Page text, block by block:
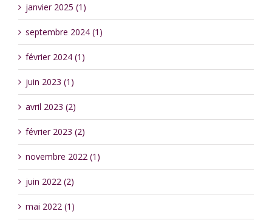
janvier 2025 (1)
septembre 2024 (1)
février 2024 (1)
juin 2023 (1)
avril 2023 (2)
février 2023 (2)
novembre 2022 (1)
juin 2022 (2)
mai 2022 (1)